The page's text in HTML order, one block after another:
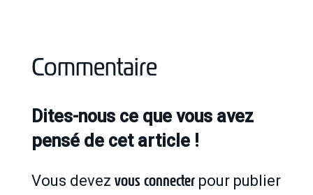
Commentaire
Dites-nous ce que vous avez
pensé de cet article !
Vous devez vous connecterpour publier